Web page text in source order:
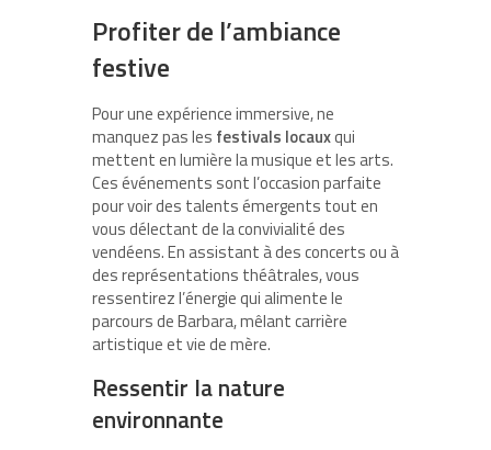
Profiter de l’ambiance
festive
Pour une expérience immersive, ne
manquez pas les festivals locauxqui
mettent en lumière la musique et les arts.
Ces événements sont l’occasion parfaite
pour voir des talents émergents tout en
vous délectant de la convivialité des
vendéens. En assistant à des concerts ou à
des représentations théâtrales, vous
ressentirez l’énergie qui alimente le
parcours de Barbara, mêlant carrière
artistique et vie de mère.
Ressentir la nature
environnante